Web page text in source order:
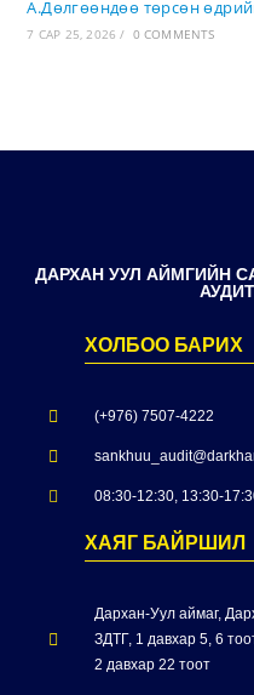
А.Дөлгөөндөө төрсөн
7 САР 25, 2026 / 0 COMMENTS
ДАРХАН УУЛ АЙМГИЙН
ХОЛБОО БАРИХ
(+976) 7507-4222
08:30-12:30, 13:30-
ХАЯГ БАЙРШИЛ
Дархан-Уул аймаг,
ЗДТГ, 1 давхар 5, 6
2 давхар 22 тоот